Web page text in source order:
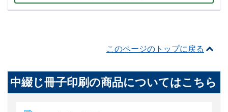
このページのトップに戻る
中綴じ冊子印刷の商品についてはこちら